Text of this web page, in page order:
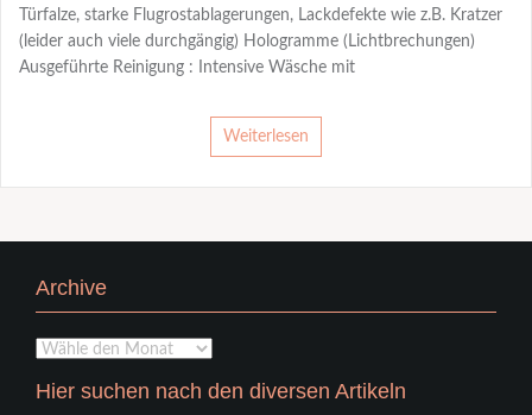
Türfalze, starke Flugrostablagerungen, Lackdefekte wie z.B. Kratzer
(leider auch viele durchgängig) Hologramme (Lichtbrechungen)
Ausgeführte Reinigung : Intensive Wäsche mit
Weiterlesen
Archive
Archive
Hier suchen nach den diversen Artikeln